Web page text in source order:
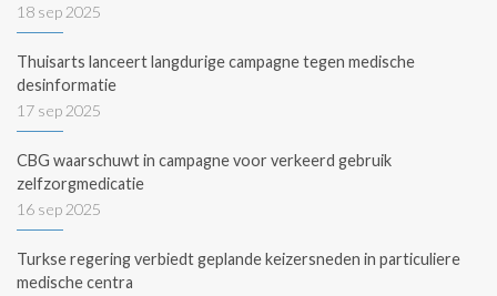
18 sep 2025
Thuisarts lanceert langdurige campagne tegen medische
desinformatie
17 sep 2025
CBG waarschuwt in campagne voor verkeerd gebruik
zelfzorgmedicatie
16 sep 2025
Turkse regering verbiedt geplande keizersneden in particuliere
medische centra